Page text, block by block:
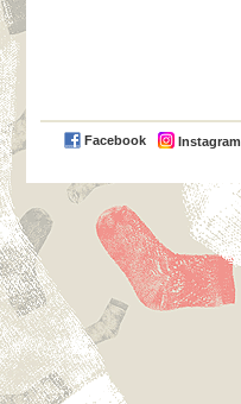
Facebook Instagram